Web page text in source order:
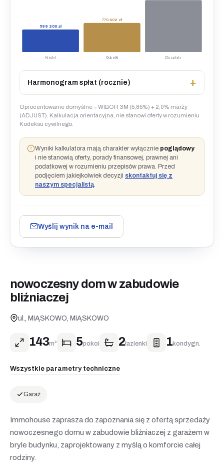
599 200 zł
Kredyt
770 402 zł
Odsetki Do spłaty
Harmonogram spłat (rocznie)
Oprocentowanie domyślne = WIBOR 3M (5,85%) + 2,0% marży
(ADJUST). Kalkulacja orientacyjna, nie stanowi oferty w rozumieniu
Kodeksu cywilnego.
Wyniki kalkulatora mają charakter wyłącznie poglądowy
i nie stanowią oferty, porady finansowej, prawnej ani
podatkowej w rozumieniu przepisów prawa. Przed
podjęciem jakiejkolwiek decyzji skontaktuj się z
naszym specjalistą
Wyślij wynik na e-mail
nowoczesny dom w zabudowie
bliźniaczej
ul., MIĄSKOWO, MIĄSKOWO
143m² 5pokoi 2łazienki 1kondygn.
Wszystkie parametry techniczne
Garaż
Immohouse zaprasza do zapoznania się z ofertą sprzedaży
nowoczesnego domu w zabudowie bliźniaczej z garażem w
bryle budynku, zaprojektowany z myślą o komforcie całej
rodziny.